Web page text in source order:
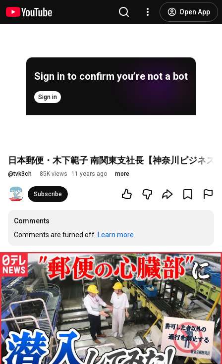
Open App
Sign in to confirm you’re not a bot
Sign in
日本郵便・木下範子 南関東支社長【神奈川ビジネス
@tvk3ch 85K views 11 years ago more
Subscribe
Comments
Comments are turned off. Learn more